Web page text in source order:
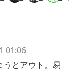
01:06
うとアウト。易